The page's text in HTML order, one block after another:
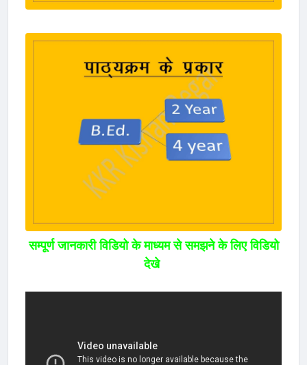
सम्पूर्ण जानकारी विडियो के माध्यम से समझने के लिए विडियो
देखे